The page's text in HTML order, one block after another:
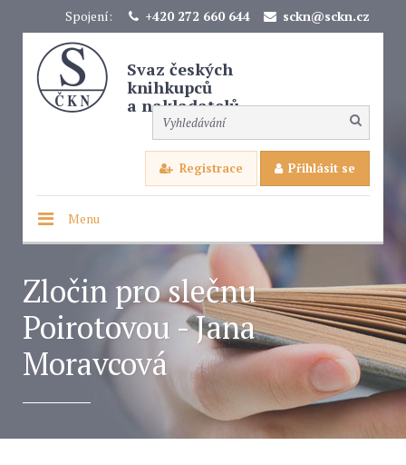
Spojení: +420 272 660 644 sckn@sckn.cz
Svaz českých
knihkupců
a nakladatelů
Registrace Přihlásit se
Menu
Zločin pro slečnu
Poirotovou - Jana
Moravcová